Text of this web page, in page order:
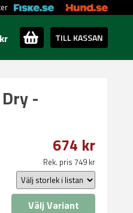
TILL KASSAN
-
674 kr
Rek. pris 749 kr
Välj Variant